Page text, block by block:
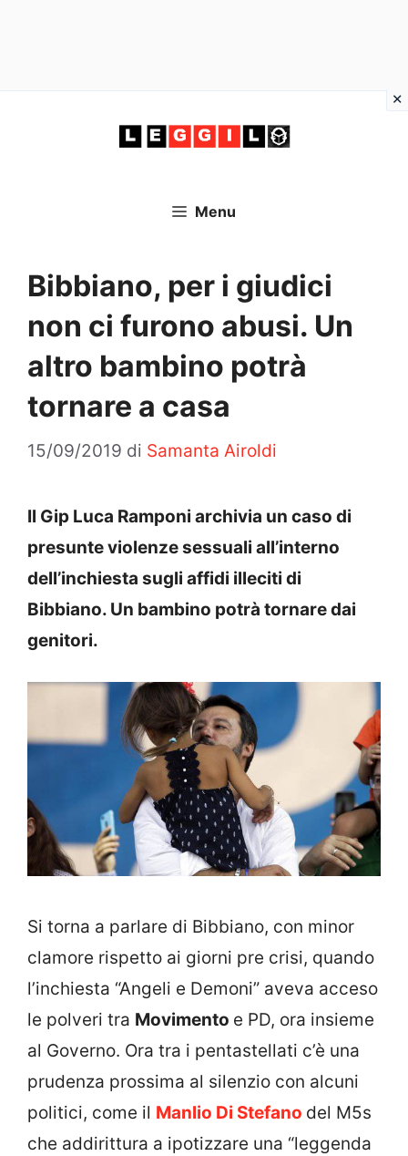
Menu
Bibbiano, per i giudici
non ci furono abusi. Un
altro bambino potrà
tornare a casa
15/09/2019 di Samanta Airoldi
Il Gip Luca Ramponi archivia un caso di
presunte violenze sessuali all’interno
dell’inchiesta sugli affidi illeciti di
Bibbiano. Un bambino potrà tornare dai
genitori.
Si torna a parlare di Bibbiano, con minor
clamore rispetto ai giorni pre crisi, quando
l’inchiesta “Angeli e Demoni” aveva acceso
le polveri tra Movimento e PD, ora insieme
al Governo. Ora tra i pentastellati c’è una
prudenza prossima al silenzio con alcuni
politici, come il Manlio Di Stefano del M5s
che addirittura a ipotizzare una “leggenda